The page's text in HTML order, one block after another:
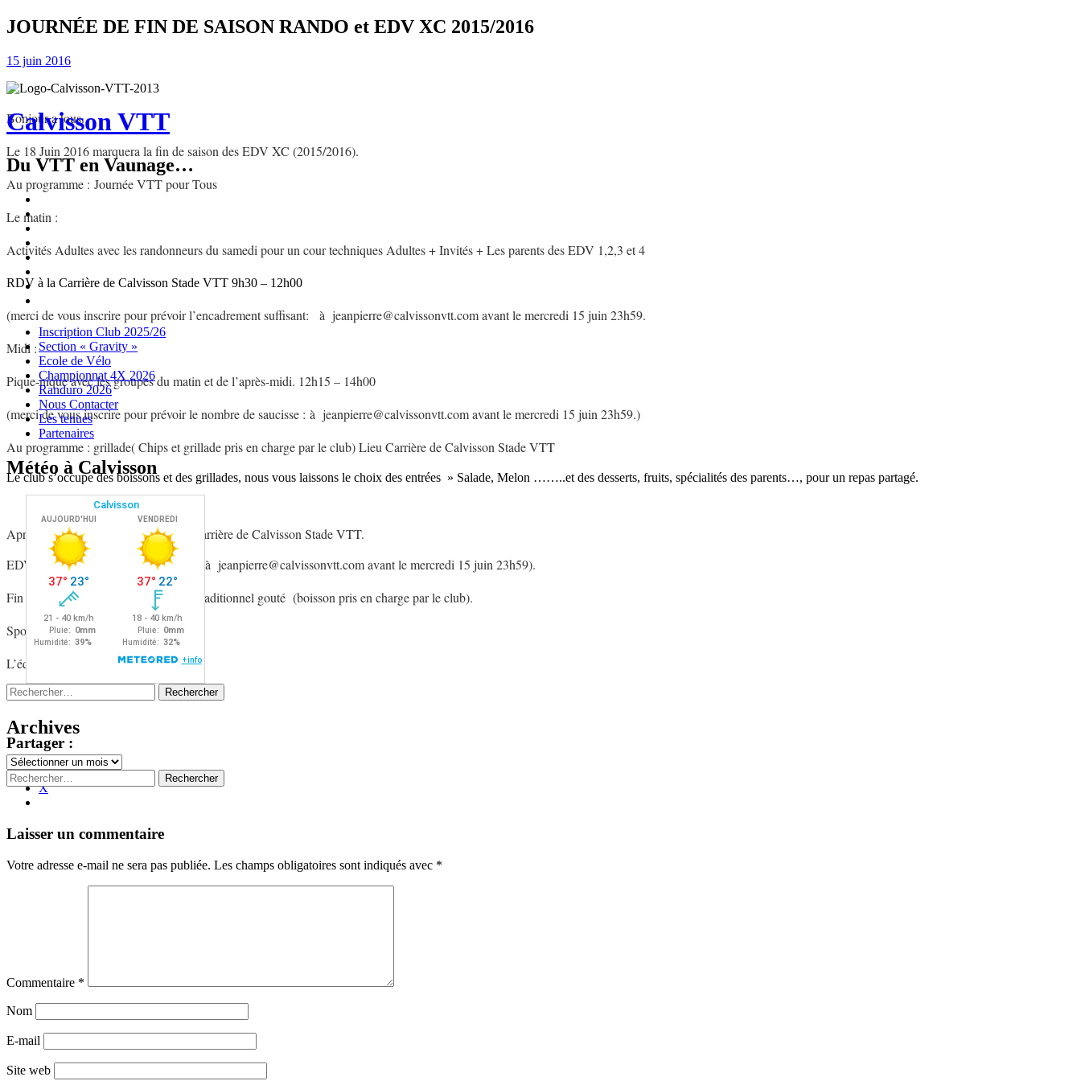
Calvisson VTT
Du VTT en Vaunage…
Club
Section
Vélo
4X
Randuro
Contacter
Les
Menu
Widgets
Recherche
Aller
au
contenu
Inscription Club 2025/26
Section « Gravity »
Ecole de Vélo
Championnat 4X 2026
Randuro 2026
Nous Contacter
Les tenues
Partenaires
Météo à Calvisson
Rechercher :
Archives
Archives
Rechercher :
JOURNÉE DE FIN DE SAISON RANDO et EDV XC 2015/2016
15 juin 2016
Bonjour a tous.
Le 18 Juin 2016 marquera la fin de saison des EDV XC (2015/2016).
Au programme : Journée VTT pour Tous
Le matin :
Activités Adultes avec les randonneurs du samedi pour un cour techniques Adultes + Invités + Les parents des EDV 1,2,3 et 4
RDV à la Carrière de Calvisson Stade VTT 9h30 – 12h00
(merci de vous inscrire pour prévoir l’encadrement suffisant: à jeanpierre@calvissonvtt.com avant le mercredi 15 juin 23h59.
Midi :
Pique-nique avec les groupes du matin et de l’après-midi. 12h15 – 14h00
(merci de vous inscrire pour prévoir le nombre de saucisse : à jeanpierre@calvissonvtt.com avant le mercredi 15 juin 23h59.)
Au programme : grillade( Chips et grillade pris en charge par le club) Lieu Carrière de Calvisson Stade VTT
Le club s’occupe des boissons et des grillades, nous vous laissons le choix des entrées » Salade, Melon ……..et des desserts, fruits, spécialités des parents…, pour un repas partagé.
Après-midi : 14h00 – 17h00 Départ Carrière de Calvisson Stade VTT.
EDV 1 2 3 et 4 (inscription obligatoire à jeanpierre@calvissonvtt.com avant le mercredi 15 juin 23h59).
Fin de saison à 16h30 – 17h00 par le traditionnel gouté (boisson pris en charge par le club).
Sportivement
L’équipe encadrant.
Partager :
Facebook
X
Navigation
articles
←
→
Laisser un commentaire
Votre adresse e-mail ne sera pas publiée. Les champs obligatoires sont indiqués avec *
Commentaire *
Nom
E-mail
Site web